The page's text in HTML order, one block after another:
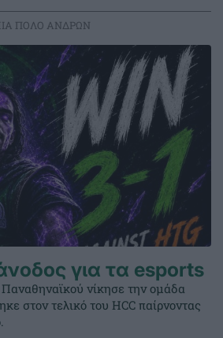
ΠΟΛΟ ΑΝΔΡΩΝ
για τα esports
νίκησε την ομάδα
στον τελικό του HCC παίρνοντας